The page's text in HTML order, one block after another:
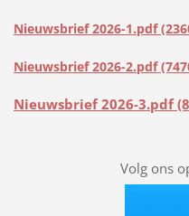
Nieuwsbrief 2026-1.pdf
Nieuwsbrief 2026-2.pdf
Nieuwsbrief 2026-3.pdf
Volg ons